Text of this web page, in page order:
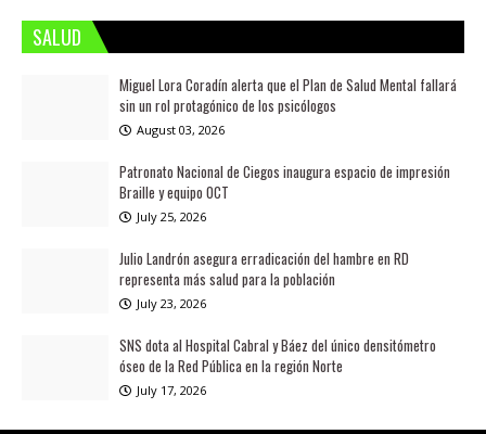
SALUD
Miguel Lora Coradín alerta que el Plan de Salud Mental fallará
sin un rol protagónico de los psicólogos
August 03, 2026
Patronato Nacional de Ciegos inaugura espacio de impresión
Braille y equipo OCT
July 25, 2026
Julio Landrón asegura erradicación del hambre en RD
representa más salud para la población
July 23, 2026
SNS dota al Hospital Cabral y Báez del único densitómetro
óseo de la Red Pública en la región Norte
July 17, 2026